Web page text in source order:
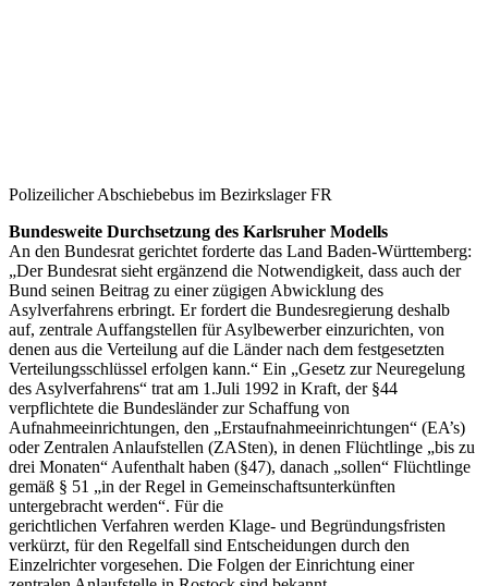
Polizeilicher Abschiebebus im Bezirkslager FR
Bundesweite Durchsetzung des Karlsruher Modells
An den Bundesrat gerichtet forderte das Land Baden-Württemberg:
„Der Bundesrat sieht ergänzend die Notwendigkeit, dass auch der
Bund seinen Beitrag zu einer zügigen Abwicklung des
Asylverfahrens erbringt. Er fordert die Bundesregierung deshalb
auf, zentrale Auffangstellen für Asylbewerber einzurichten, von
denen aus die Verteilung auf die Länder nach dem festgesetzten
Verteilungsschlüssel erfolgen kann.“ Ein „Gesetz zur Neuregelung
des Asylverfahrens“ trat am 1.Juli 1992 in Kraft, der §44
verpflichtete die Bundesländer zur Schaffung von
Aufnahmeeinrichtungen, den „Erstaufnahmeeinrichtungen“ (EA’s)
oder Zentralen Anlaufstellen (ZASten), in denen Flüchtlinge „bis zu
drei Monaten“ Aufenthalt haben (§47), danach „sollen“ Flüchtlinge
gemäß § 51 „in der Regel in Gemeinschaftsunterkünften
untergebracht werden“. Für die
gerichtlichen Verfahren werden Klage- und Begründungsfristen
verkürzt, für den Regelfall sind Entscheidungen durch den
Einzelrichter vorgesehen. Die Folgen der Einrichtung einer